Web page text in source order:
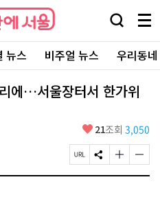
검
창
열
기
메
뉴
전
체
보
뉴스 비주얼 뉴스 우리동
에…서울장터서 한가위
좋
요
21조회 3,050
페
이
S
N
글
자
글
자